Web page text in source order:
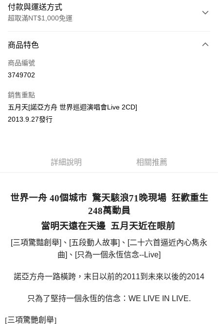
付款與運送方式
超取滿NT$1,000免運
信用卡一次付款
超商取貨付款
Apple Pay
悠遊付
運送方式
每筆NT$65，滿NT$1,000(含以上)免運費
付款後全家取貨
每筆NT$65，滿NT$1,000(含以上)免運費
7-11取貨付款
商品特色
商品編號
3749702
銷售重點
五月天[諾亞方舟 世界巡迴演唱會Live 2CD]
2013.9.27發行
詳細說明 相關推薦
世界一舟 40個城市 驚天駭浪71晚現場 狂歡重生
248萬動員
當明天遠在天邊 五月天近在眼前
[三項驚豔創舉] 、 [五段動人故事] 、 [二十六首逼近內心雋永
曲] 、 [只為一個永恆信念--Live]
諾亞方舟一路橫跨，末日以前的2011到未來以後的2014
只為了堅持一個永恆的信念： WE LIVE IN LIVE.
[三項驚艷創舉]